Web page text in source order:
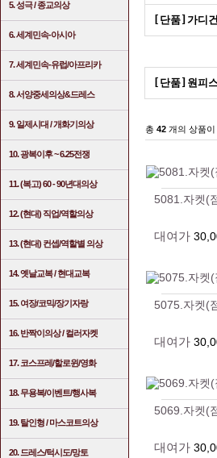
5. 성극 / 종교의상
6. 세계민속-아시아
7. 세계민속-유럽/아프리카
8. 서양중세의상&드레스
9. 일제시대 / 개화기의상
10. 광복이후 ~ 6.25전쟁
11. (복고) 60 - 90년대의상
12. (현대) 직업/역할의상
13. (현대) 컨셉/역할별 의상
14. 옛날교복 / 현대교복
15. 여장/코믹/장기자랑
16. 반짝이의상 / 컬러자켓
17. 코스프레/할로윈/영화
18. 무용복/이벤트/행사복
19. 탈인형 / 마스코트의상
20. 드레스/턱시도/망토
[단품]가디
[단품]원피
총 42 개의 상품이
5081.자켓(
대여가
5075.자켓(
대여가
5069.자켓(
대여가